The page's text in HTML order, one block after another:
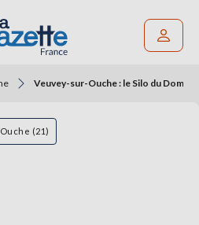
Veuvey-sur-Ouche : le Silo du
(21)